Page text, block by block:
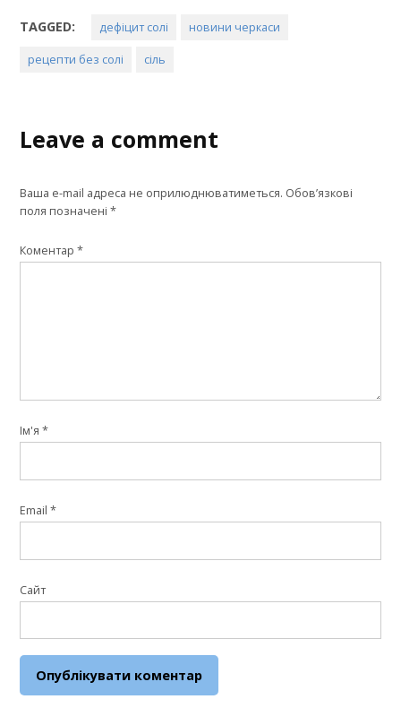
TAGGED: дефіцит солі новини черкаси
рецепти без солі сіль
Leave a comment
Ваша e-mail адреса не оприлюднюватиметься. Обов’язкові
поля позначені*
Коментар*
Ім'я*
Email*
Сайт